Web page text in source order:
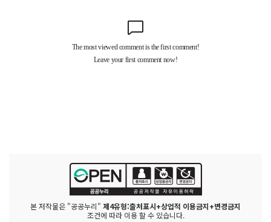
본 저작물은 "공공누리" 제4유형:출처표시+상업적 이용금지+변경금지
조건에 따라 이용 할 수 있습니다.